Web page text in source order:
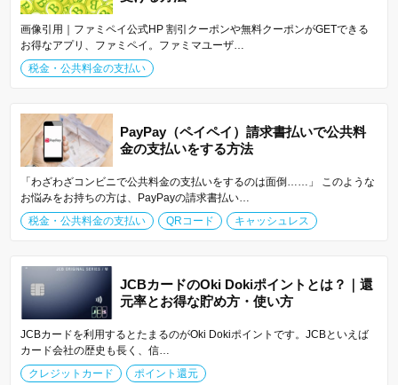
画像引用｜ファミペイ公式HP 割引クーポンや無料クーポンがGETできる
お得なアプリ、ファミペイ。ファミマユーザ…
税金・公共料金の支払い
PayPay（ペイペイ）請求書払いで公共料
金の支払いをする方法
「わざわざコンビニで公共料金の支払いをするのは面倒……」 このような
お悩みをお持ちの方は、PayPayの請求書払い…
税金・公共料金の支払い
QRコード キャッシュレス
JCBカードのOki Dokiポイントとは？｜還
元率とお得な貯め方・使い方
JCBカードを利用するとたまるのがOki Dokiポイントです。JCBといえば
カード会社の歴史も長く、信…
クレジットカード
ポイント還元